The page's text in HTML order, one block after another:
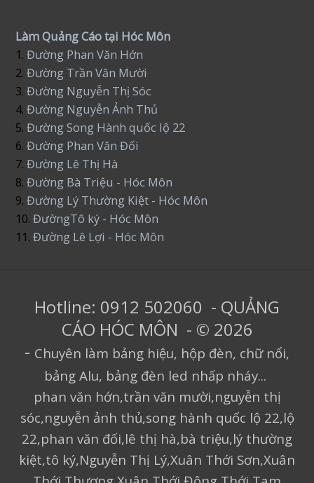
Làm Quảng Cáo tại Hóc Môn
1.Đường Phan Văn Hớn
2.Đường Trần Văn Mười
3.Đường Nguyễn Thị Sóc
4. Đường Nguyễn Ảnh Thủ
5.Đường Song Hành quốc lộ 22
6.Đường Phan Văn Đối
7. Đường Lê Thị Hà
8.Đường Bà Triệu - Hóc Môn
9.Đường Lý Thường Kiệt - Hóc Môn
10.ĐườngTô ký - Hóc Môn
11.Đường Lê Lợi - Hóc Môn
Hotline: 0912 502060 - QUẢNG
CÁO HÓC MÔN - © 2026
- Chuyên làm bảng hiệu, hộp đèn, chữ nổi,
bảng Alu, bảng đèn led nhấp nháy...
phan văn hớn,trần văn mười,nguyễn thị
sóc,nguyễn ảnh thủ,song hành quốc lộ 22,lộ
22,phan văn đối,lê thị hà,bà triệu,lý thường
kiệt,tô ký,Nguyễn Thị Lý,Xuân Thới Sơn,Xuân